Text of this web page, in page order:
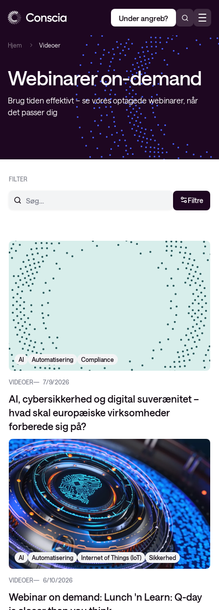
Under angreb?
Hjem Videoer
Webinarer on-demand
Brug tiden effektivt – se vores optagede webinarer, når
det passer dig
FILTER
Filtre
AI Automatisering Compliance
VIDEOER 7/9/2026
AI, cybersikkerhed og digital suverænitet –
hvad skal europæiske virksomheder
forberede sig på?
AI Automatisering Internet of Things (IoT) Sikkerhed
VIDEOER 6/10/2026
Webinar on demand: Lunch 'n Learn: Q-day